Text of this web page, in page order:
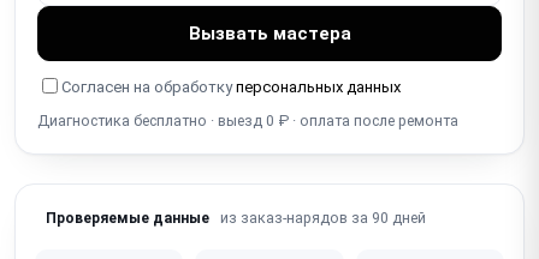
(механическая)
Не работает блокировка от детей (Child Lock)
Перегревается / отключается / термозащита
Ошибки / коды ошибок на дисплее
Вызвать мастера
Согласен на обработкуперсональных данных
Диагностика бесплатно · выезд 0 ₽ · оплата после ремонта
Проверяемые данные из заказ-нарядов за 90 дней